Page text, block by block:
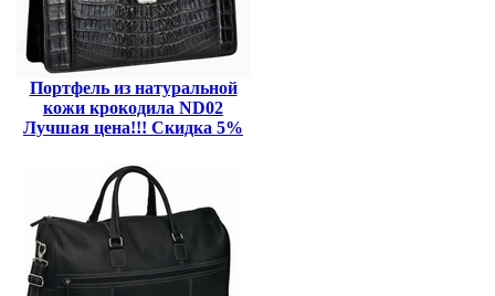
Портфель из натуральной
кожи крокодила ND02
Лучшая цена!!! Скидка 5%